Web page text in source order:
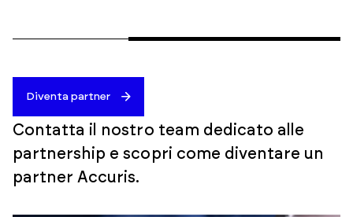
Diventa partner
Contatta il nostro team dedicato alle
partnership e scopri come diventare un
partner Accuris.